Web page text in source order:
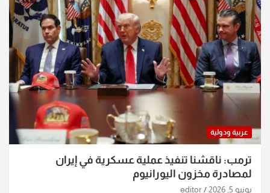
عربية ودولية
ترمب: ناقشنا تنفيذ عملية عسكرية في إيران
لمصادرة مخزون اليورانيوم
يونيو 5, 2026 editor